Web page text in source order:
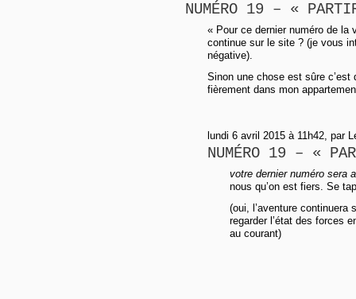
NUMÉRO 19 – «
« Pour ce dernier numéro de la
continue sur le site ? (je vous
négative).
Sinon une chose est sûre
fièrement dans mon
lundi 6 avril 2015 à 11h42, par
NUMÉRO 19 – «
votre dernier numéro sera
nous qu’on est fiers. Se
(oui, l’aventure
regarder l’état des forces
au courant)